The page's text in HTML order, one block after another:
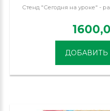
Стенд "Сегодня на уроке" -
ДОБАВИТЬ